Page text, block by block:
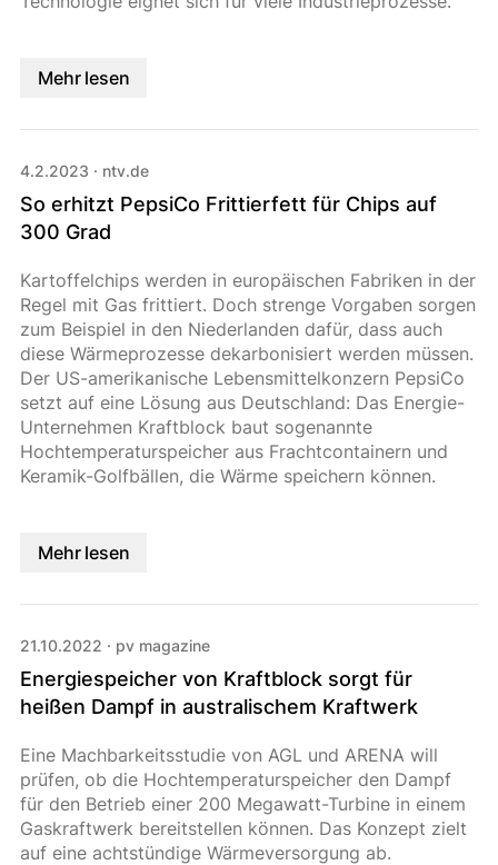
Mehr lesen
4.2.2023 · ntv.de
So erhitzt PepsiCo Frittierfett für Chips auf
300 Grad
Kartoffelchips werden in europäischen Fabriken in der
Regel mit Gas frittiert. Doch strenge Vorgaben sorgen
zum Beispiel in den Niederlanden dafür, dass auch
diese Wärmeprozesse dekarbonisiert werden müssen.
Der US-amerikanische Lebensmittelkonzern PepsiCo
setzt auf eine Lösung aus Deutschland: Das Energie-
Unternehmen Kraftblock baut sogenannte
Hochtemperaturspeicher aus Frachtcontainern und
Keramik-Golfbällen, die Wärme speichern können.
Mehr lesen
21.10.2022 · pv magazine
Energiespeicher von Kraftblock sorgt für
heißen Dampf in australischem Kraftwerk
Eine Machbarkeitsstudie von AGL und ARENA will
prüfen, ob die Hochtemperaturspeicher den Dampf
für den Betrieb einer 200 Megawatt-Turbine in einem
Gaskraftwerk bereitstellen können. Das Konzept zielt
auf eine achtstündige Wärmeversorgung ab.